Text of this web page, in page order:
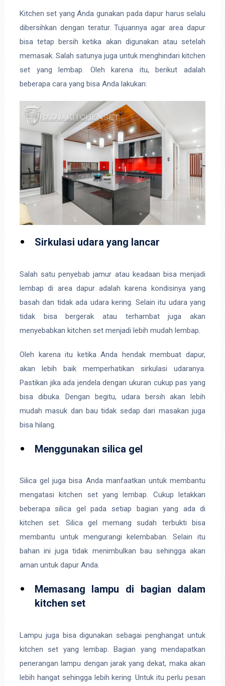
Kitchen set yang Anda gunakan pada dapur harus selalu
dibersihkan dengan teratur. Tujuannya agar area dapur
bisa tetap bersih ketika akan digunakan atau setelah
memasak. Salah satunya juga untuk menghindari kitchen
set yang lembap. Oleh karena itu, berikut adalah
beberapa cara yang bisa Anda lakukan:
Sirkulasi udara yang lancar
Salah satu penyebab jamur atau keadaan bisa menjadi
lembap di area dapur adalah karena kondisinya yang
basah dan tidak ada udara kering. Selain itu udara yang
tidak bisa bergerak atau terhambat juga akan
menyebabkan kitchen set menjadi lebih mudah lembap.
Oleh karena itu ketika Anda hendak membuat dapur,
akan lebih baik memperhatikan sirkulasi udaranya.
Pastikan jika ada jendela dengan ukuran cukup pas yang
bisa dibuka. Dengan begitu, udara bersih akan lebih
mudah masuk dan bau tidak sedap dari masakan juga
bisa hilang.
Menggunakan silica gel
Silica gel juga bisa Anda manfaatkan untuk membantu
mengatasi kitchen set yang lembap. Cukup letakkan
beberapa silica gel pada setiap bagian yang ada di
kitchen set. Silica gel memang sudah terbukti bisa
membantu untuk mengurangi kelembaban. Selain itu
bahan ini juga tidak menimbulkan bau sehingga akan
aman untuk dapur Anda.
Memasang lampu di bagian dalam
kitchen set
Lampu juga bisa digunakan sebagai penghangat untuk
kitchen set yang lembap. Bagian yang mendapatkan
penerangan lampu dengan jarak yang dekat, maka akan
lebih hangat sehingga lebih kering. Untuk itu perlu pesan